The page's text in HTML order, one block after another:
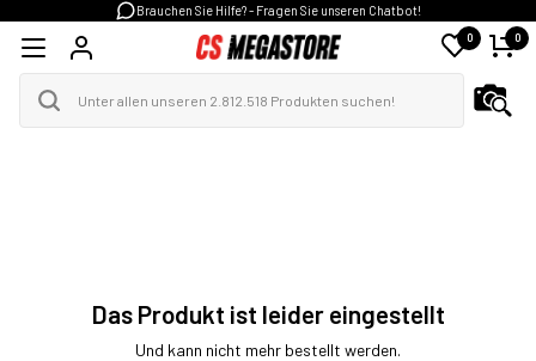
Brauchen Sie Hilfe? - Fragen Sie unseren Chatbot!
0 0
Das Produkt ist leider eingestellt
Und kann nicht mehr bestellt werden.